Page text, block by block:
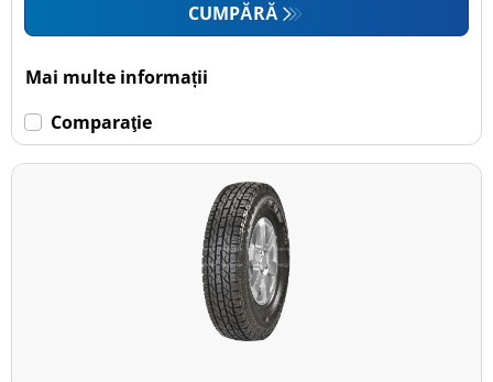
CUMPĂRĂ
Mai multe informații
Comparaţie